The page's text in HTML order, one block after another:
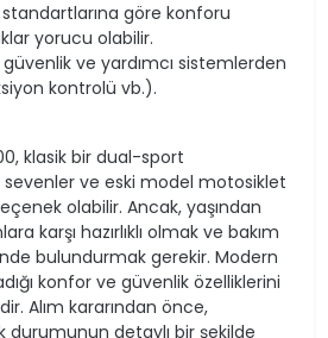
göre konforu
yorucu olabilir.
ve yardımcı sistemlerden
kontrolü vb.).
klasik bir dual-sport
ve eski model motosiklet
olabilir. Ancak, yaşından
karşı hazırlıklı olmak ve bakım
bulundurmak gerekir. Modern
konfor ve güvenlik özelliklerini
Alım kararından önce,
detaylı bir şekilde